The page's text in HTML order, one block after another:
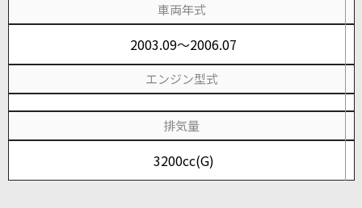
車両年式
2003.09～2006.07
エンジン型式
排気量
3200cc(G)